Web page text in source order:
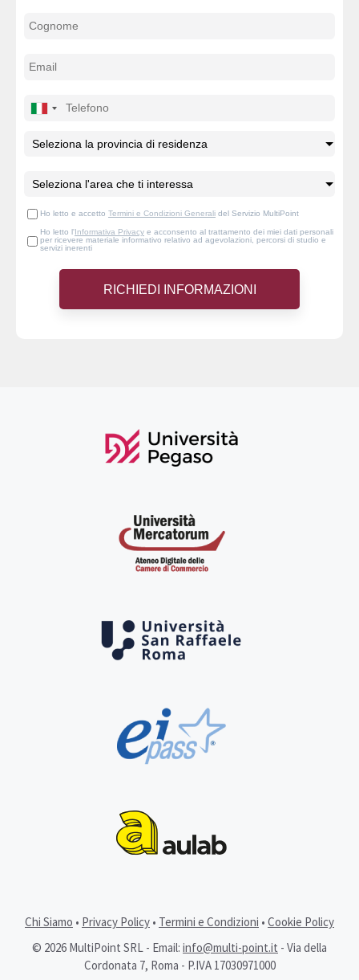
Ho letto e accetto Termini e Condizioni Generali del Servizio MultiPoint
Ho letto l'Informativa Privacy e acconsento al trattamento dei miei dati personali
per ricevere materiale informativo relativo ad agevolazioni, percorsi di studio e
servizi inerenti
Chi Siamo • Privacy Policy • Termini e Condizioni • Cookie Policy
© 2026 MultiPoint SRL - Email: info@multi-point.it - Via della
Cordonata 7, Roma - P.IVA 17030971000